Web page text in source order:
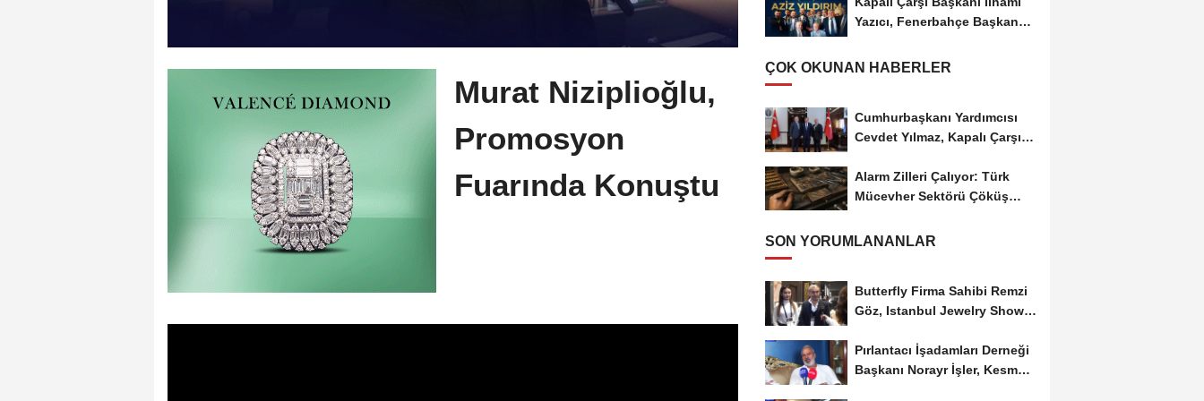
Murat Niziplioğlu,
Promosyon
Fuarında Konuştu
Yazıcı, Fenerbahçe Başkan
ÇOK OKUNAN HABERLER
Cumhurbaşkanı Yardımcısı
Cevdet Yılmaz, Kapalı Çarşı
Alarm Zilleri Çalıyor: Türk
Mücevher Sektörü Çöküş
SON YORUMLANANLAR
Butterfly Firma Sahibi Remzi
Göz, Istanbul Jewelry Show
Pırlantacı İşadamları Derneği
Başkanı Norayr İşler, Kesme